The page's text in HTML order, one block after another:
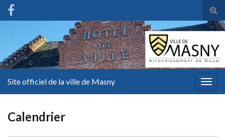
Site officiel de la ville de Masny
Calendrier